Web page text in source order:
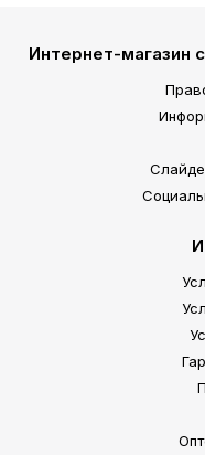
Интернет-магазин